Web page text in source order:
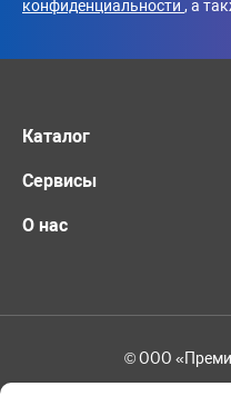
конфиденциальности , а
Каталог
Сервисы
О нас
© ООО